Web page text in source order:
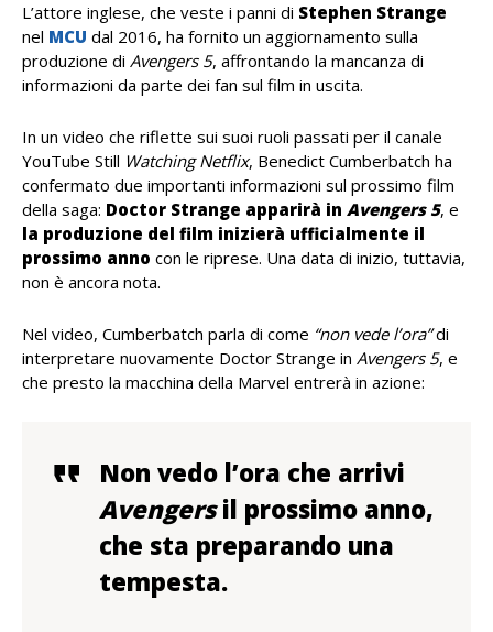
L’attore inglese, che veste i panni di Stephen Strange
nel MCU dal 2016, ha fornito un aggiornamento sulla
produzione di Avengers 5, affrontando la mancanza di
informazioni da parte dei fan sul film in uscita.
In un video che riflette sui suoi ruoli passati per il canale
YouTube Still Watching Netflix, Benedict Cumberbatch ha
confermato due importanti informazioni sul prossimo film
della saga: Doctor Strange apparirà in Avengers 5, e
la produzione del film inizierà ufficialmente il
prossimo anno con le riprese. Una data di inizio, tuttavia,
non è ancora nota.
Nel video, Cumberbatch parla di come “non vede l’ora”di
interpretare nuovamente Doctor Strange in Avengers 5, e
che presto la macchina della Marvel entrerà in azione:
Non vedo l’ora che arrivi
Avengersil prossimo anno,
che sta preparando una
tempesta.